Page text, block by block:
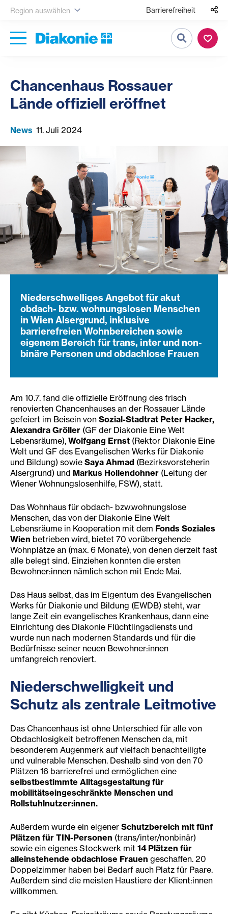
Region auswählen Barrierefreiheit
Suche
Chancenhaus Rossauer
Lände offiziell eröffnet
News 11. Juli 2024
Niederschwelliges Angebot für akut
obdach- bzw. wohnungslosen Menschen
in Wien Alsergrund, inklusive
barrierefreien Wohnbereichen sowie
eigenem Bereich für trans, inter und non-
binäre Personen und obdachlose Frauen
Am 10.7. fand die offizielle Eröffnung des frisch
renovierten Chancenhauses an der Rossauer Lände
gefeiert im Beisein von Sozial-Stadtrat Peter Hacker,
Alexandra Gröller (GF der Diakonie Eine Welt
Lebensräume), Wolfgang Ernst (Rektor Diakonie Eine
Welt und GF des Evangelischen Werks für Diakonie
und Bildung) sowie Saya Ahmad (Bezirksvorsteherin
Alsergrund) und Markus Hollendohner (Leitung der
Wiener Wohnungslosenhilfe, FSW), statt.
Das Wohnhaus für obdach- bzw.wohnungslose
Menschen, das von der Diakonie Eine Welt
Lebensräume in Kooperation mit dem Fonds Soziales
Wien betrieben wird, bietet 70 vorübergehende
Wohnplätze an (max. 6 Monate), von denen derzeit fast
alle belegt sind. Einziehen konnten die ersten
Bewohner:innen nämlich schon mit Ende Mai.
Das Haus selbst, das im Eigentum des Evangelischen
Werks für Diakonie und Bildung (EWDB) steht, war
lange Zeit ein evangelisches Krankenhaus, dann eine
Einrichtung des Diakonie Flüchtlingsdiensts und
wurde nun nach modernen Standards und für die
Bedürfnisse seiner neuen Bewohner:innen
umfangreich renoviert.
Niederschwelligkeit und
Schutz als zentrale Leitmotive
Das Chancenhaus ist ohne Unterschied für alle von
Obdachlosigkeit betroffenen Menschen da, mit
besonderem Augenmerk auf vielfach benachteiligte
und vulnerable Menschen. Deshalb sind von den 70
Plätzen 16 barrierefrei und ermöglichen eine
selbstbestimmte Alltagsgestaltung für
mobilitätseingeschränkte Menschen und
Rollstuhlnutzer:innen.
Außerdem wurde ein eigener Schutzbereich mit fünf
Plätzen für TIN-Personen (trans/inter/nonbinär)
sowie ein eigenes Stockwerk mit 14 Plätzen für
alleinstehende obdachlose Frauen geschaffen. 20
Doppelzimmer haben bei Bedarf auch Platz für Paare.
Außerdem sind die meisten Haustiere der Klient:innen
willkommen.